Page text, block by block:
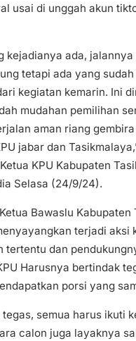
usai di unggah akun
kejadianya ada,
tetapi ada yang sudah
kegiatan kemarin. Ini
mudahan pemilihan
aman riang
jabar dan
KPU Kabupaten
Selasa (24/9/24).
Bawaslu Kabupaten
terjadi aksi
tertentu dan
Harusnya bertindak
porsi yang
tegas, semua harus ikuti
calon juga layaknya